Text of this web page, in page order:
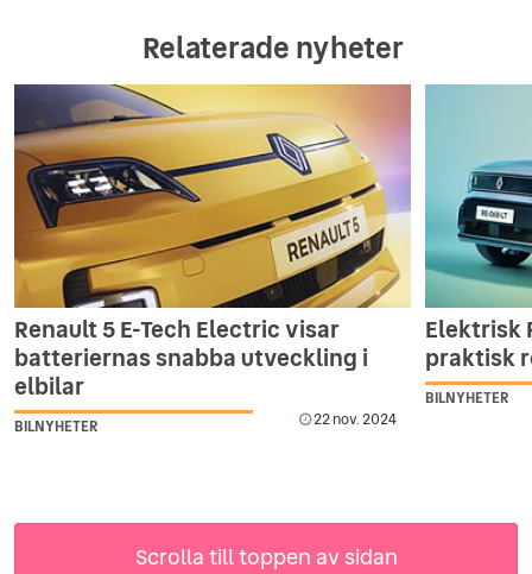
Relaterade nyheter
Renault 5 E-Tech Electric visar
batteriernas snabba utveckling i
elbilar
BILNYHETER 22 nov. 2024
Elektrisk
praktisk
BILNYHETER
Scrolla till toppen av sidan